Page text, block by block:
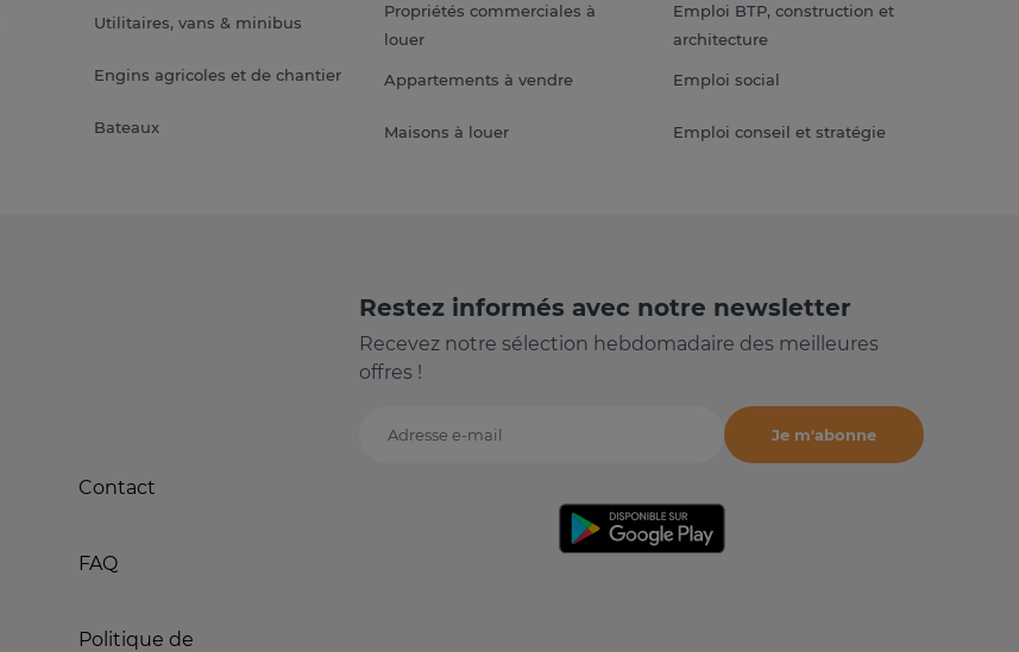
Utilitaires, vans & minibus
Engins agricoles et de chantier
Bateaux
Propriétés commerciales à
louer
Appartements à vendre
Maisons à louer
Emploi BTP, construction et
architecture
Emploi social
Emploi conseil et stratégie
Contact
FAQ
Politique de
Restez informés avec notre newsletter
Recevez notre sélection hebdomadaire des meilleures
offres !
Adresse e-mail
Je m'abonne